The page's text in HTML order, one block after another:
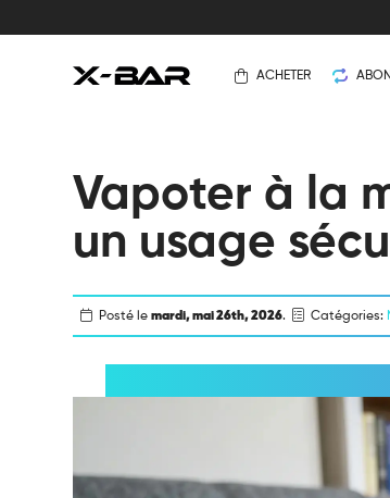
ACHETER
Vapoter à la
un usage
Posté lemardi, mai 26th, 2026. Catégories: